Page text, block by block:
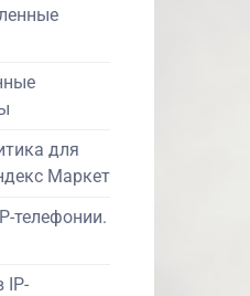
для
Маркет
телефонии.
IP-